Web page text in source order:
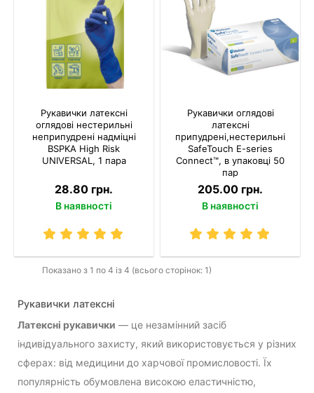
Рукавички латексні
оглядові нестерильні
неприпудрені надміцні
BSPKA Hіgh Risk
UNIVERSAL, 1 пара
28.80 грн.
В наявності
Рукавички оглядові
латексні
припудрені,нестерильні
SafeTouch E-series
Connect™, в упаковці 50
пар
205.00 грн.
В наявності
Показано з 1 по 4 із 4 (всього сторінок: 1)
Рукавички латексні
Латексні рукавички — це незамінний засіб
індивідуального захисту, який використовується у різних
сферах: від медицини до харчової промисловості. Їх
популярність обумовлена високою еластичністю,